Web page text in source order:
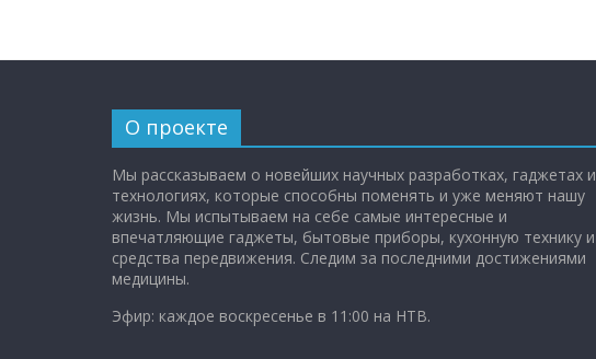
О проекте
Мы рассказываем о новейших научных разработках, гаджетах и
технологиях, которые способны поменять и уже меняют нашу
жизнь. Мы испытываем на себе самые интересные и
впечатляющие гаджеты, бытовые приборы, кухонную технику и
средства передвижения. Следим за последними достижениями
медицины.
Эфир: каждое воскресенье в 11:00 на НТВ.